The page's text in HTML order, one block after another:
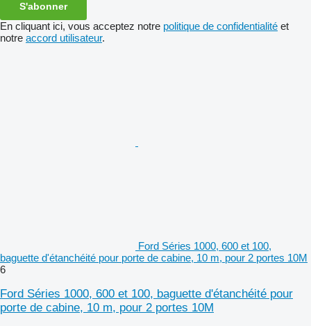
S'abonner
En cliquant ici, vous acceptez notre politique de confidentialité et
notre accord utilisateur.
Ford Séries 1000, 600 et 100,
baguette d'étanchéité pour porte de cabine, 10 m, pour 2 portes 10M
6
Ford Séries 1000, 600 et 100, baguette d'étanchéité pour
porte de cabine, 10 m, pour 2 portes 10M